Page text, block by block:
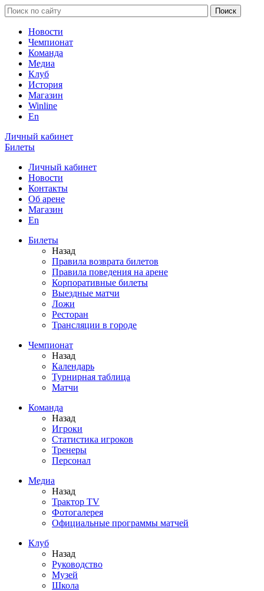
Новости
Чемпионат
Команда
Медиа
Клуб
История
Магазин
Winline
En
Личный кабинет
Билеты
Личный кабинет
Новости
Контакты
Об арене
Магазин
En
Билеты
Назад
Правила возврата билетов
Правила поведения на арене
Корпоративные билеты
Выездные матчи
Ложи
Ресторан
Трансляции в городе
Чемпионат
Назад
Календарь
Турнирная таблица
Матчи
Команда
Назад
Игроки
Статистика игроков
Тренеры
Персонал
Медиа
Назад
Трактор TV
Фотогалерея
Официальные программы матчей
Клуб
Назад
Руководство
Музей
Школа